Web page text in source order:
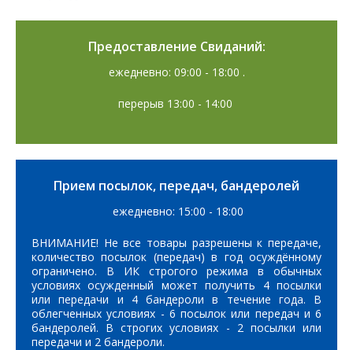
Предоставление Свиданий:
ежедневно: 09:00 - 18:00 .
перерыв 13:00 - 14:00
Прием посылок, передач, бандеролей
ежедневно: 15:00 - 18:00
ВНИМАНИЕ! Не все товары разрешены к передаче,
количество посылок (передач) в год осуждённому
ограничено. В ИК строгого режима в обычных
условиях осужденный может получить 4 посылки
или передачи и 4 бандероли в течение года. В
облегченных условиях - 6 посылок или передач и 6
бандеролей. В строгих условиях - 2 посылки или
передачи и 2 бандероли.